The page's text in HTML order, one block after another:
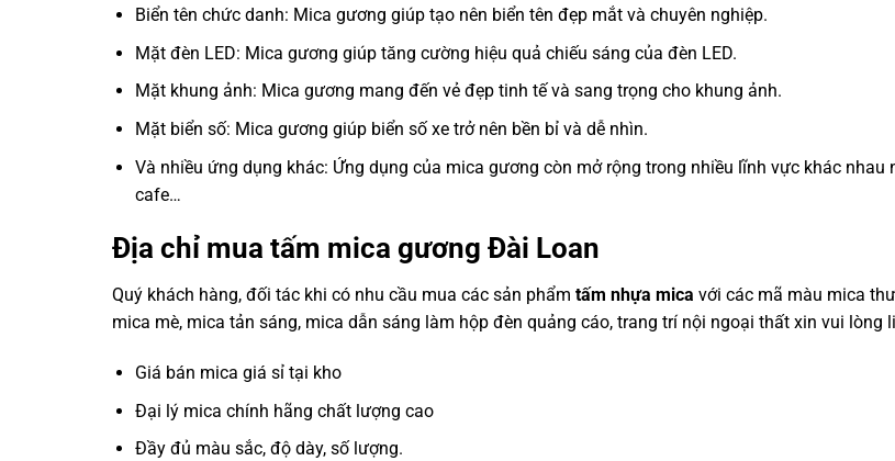
Biển tên chức danh: Mica gương giúp tạo nên biển tên đẹp mắt và chuyên nghiệp.
Mặt đèn LED: Mica gương giúp tăng cường hiệu quả chiếu sáng của đèn LED.
Mặt khung ảnh: Mica gương mang đến vẻ đẹp tinh tế và sang trọng cho khung ảnh.
Mặt biển số: Mica gương giúp biển số xe trở nên bền bỉ và dễ nhìn.
Và nhiều ứng dụng khác: Ứng dụng của mica gương còn mở rộng trong nhiều lĩnh vực khác
cafe…
Địa chỉ mua tấm mica gương Đài Loan
Quý khách hàng, đối tác khi có nhu cầu mua các sản phẩm tấm nhựa mica với các mã màu mica
mica mè, mica tản sáng, mica dẫn sáng làm hộp đèn quảng cáo, trang trí nội ngoại thất xin vui
Giá bán mica giá sỉ tại kho
Đại lý mica chính hãng chất lượng cao
Đầy đủ màu sắc, độ dày, số lượng.